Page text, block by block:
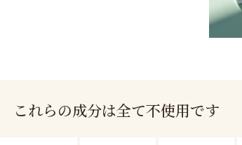
これらの成分は全て不使用です